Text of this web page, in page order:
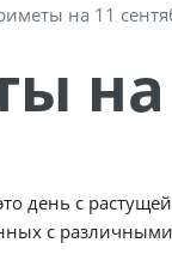
на 11
день с
с